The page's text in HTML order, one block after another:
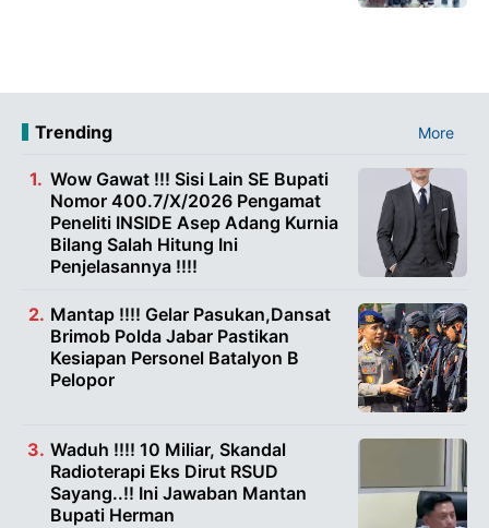
Trending More
Wow Gawat !!! Sisi Lain SE Bupati
Nomor 400.7/X/2026 Pengamat
Peneliti INSIDE Asep Adang Kurnia
Bilang Salah Hitung Ini
Penjelasannya !!!!
Mantap !!!! Gelar Pasukan,Dansat
Brimob Polda Jabar Pastikan
Kesiapan Personel Batalyon B
Pelopor
Waduh !!!! 10 Miliar, Skandal
Radioterapi Eks Dirut RSUD
Sayang..!! Ini Jawaban Mantan
Bupati Herman